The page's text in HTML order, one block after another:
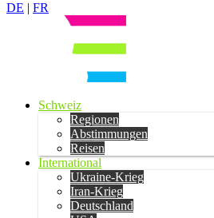
DE | FR
Schweiz
Regionen
Abstimmungen
Reisen
International
Ukraine-Krieg
Iran-Krieg
Deutschland